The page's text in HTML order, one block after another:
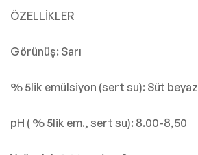
ÖZELLİKLER
Görünüş: Sarı
% 5lik emülsiyon (sert su): Süt beyaz
pH ( % 5lik em., sert su): 8.00-8,50